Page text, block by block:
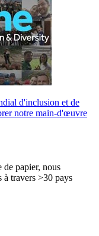
d'inclusion et de
notre main-d'œuvre
de papier, nous
à travers >30 pays